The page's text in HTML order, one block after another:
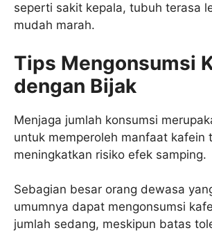
seperti sakit kepala, tubuh terasa
mudah marah.
Tips Mengonsumsi
dengan Bijak
Menjaga jumlah konsumsi
untuk memperoleh manfaat kafein
meningkatkan risiko efek samping.
Sebagian besar orang dewasa
umumnya dapat mengonsumsi
jumlah sedang, meskipun batas